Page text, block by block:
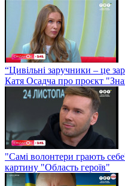
“Цивільні заручники – це
Катя Осадча про проєкт
"Самі волонтери грають
картину "Область героїв"